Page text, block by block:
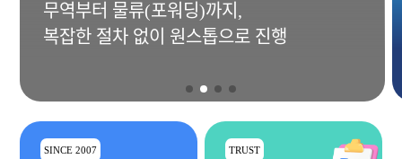
무역부터 물류(포워딩)까지,
복잡한 절차 없이 원스톱으로 진행
SINCE 2007 TRUST